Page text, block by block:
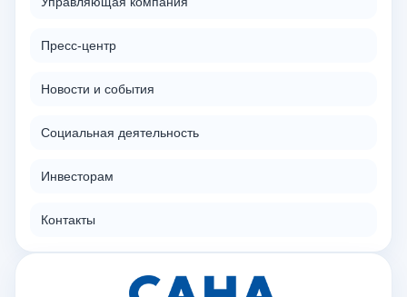
Пресс-центр
Новости и события
Социальная деятельность
Инвесторам
Контакты